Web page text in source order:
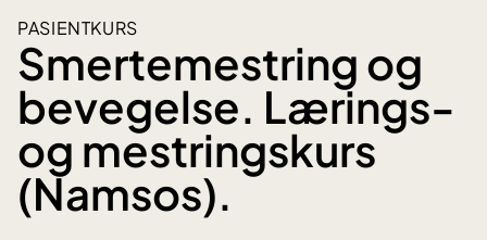
PASIENTKURS
Smertemestring og
bevegelse. Lærings-
og mestringskurs
(Namsos).